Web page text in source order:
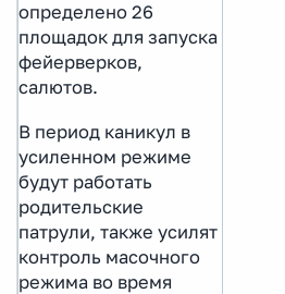
определено 26
площадок для запуска
фейерверков,
салютов.
В период каникул в
усиленном режиме
будут работать
родительские
патрули, также усилят
контроль масочного
режима во время